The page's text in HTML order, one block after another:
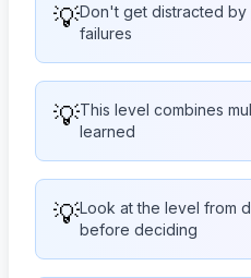
💡Don't get distracted
failures
💡This level combines
learned
💡Look at the level from
before deciding